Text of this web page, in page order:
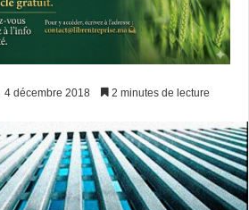
4 décembre 2018 2 minutes de lecture